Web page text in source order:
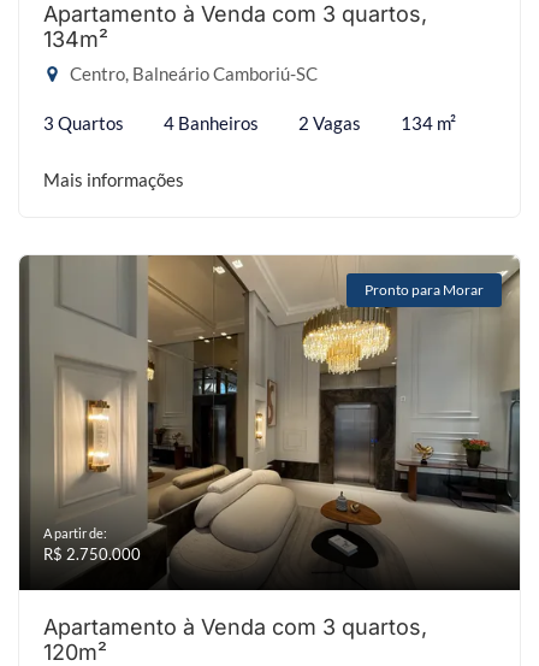
Apartamento à Venda com 3 quartos,
134m²
Centro, Balneário Camboriú-SC
3 Quartos 4 Banheiros 2 Vagas 134 m²
Mais informações
Pronto para Morar
A partir de:
R$ 2.750.000
Apartamento à Venda com 3 quartos,
120m²